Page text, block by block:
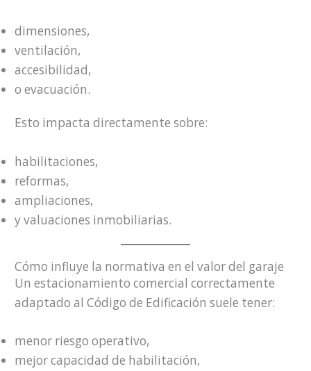
dimensiones,
ventilación,
accesibilidad,
o evacuación.
Esto impacta directamente sobre:
habilitaciones,
reformas,
ampliaciones,
y valuaciones inmobiliarias.
Cómo influye la normativa en el valor del garaje
Un estacionamiento comercial correctamente
adaptado al Código de Edificación suele tener:
menor riesgo operativo,
mejor capacidad de habilitación,